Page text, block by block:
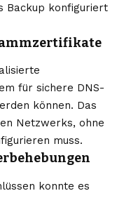
Backup konfiguriert
für sichere DNS-
können. Das
Netzwerks, ohne
muss.
konnte es